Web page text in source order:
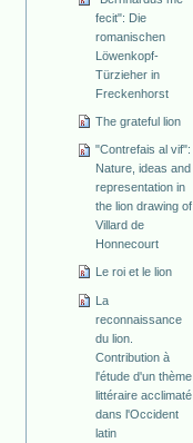
fecit": Die
romanischen
Löwenkopf­-
Türzieher in
Freckenhorst
The grateful lion
"Contrefais al vif":
Nature, ideas and
representation in
the lion drawing of
Villard de
Honnecourt
Le roi et le lion
La
reconnaissance
du lion.
Contribution à
l'étude d'un thème
littéraire acclimaté
dans l'Occident
latin